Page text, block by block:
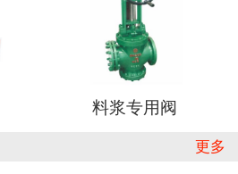
料浆专用阀
更多